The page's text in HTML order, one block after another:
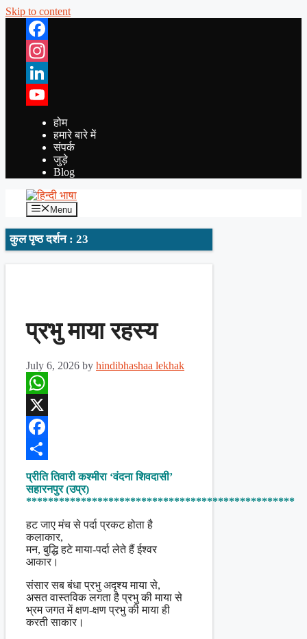
Skip to content
Facebook
Instagram
LinkedIn
YouTube
होम
हमारे बारे में
संपर्क
जुड़े
Blog
Menu
कुल पृष्ठ दर्शन : 23
प्रभु माया रहस्य
July 6, 2026 by hindibhashaa lekhak
WhatsApp
X
Facebook
Share
प्रीति तिवारी कश्मीरा ‘वंदना शिवदासी’
सहारनपुर (उप्र)
*************************************************
हट जाए मंच से पर्दा प्रकट होता है
कलाकार,
मन, बुद्धि हटे माया-पर्दा लेते हैं ईश्वर
आकार।
संसार सब बंधा प्रभु अदृश्य माया से,
असत वास्तविक लगता है प्रभु की माया से
भ्रम जगत में क्षण-क्षण प्रभु की माया ही
करती साकार।